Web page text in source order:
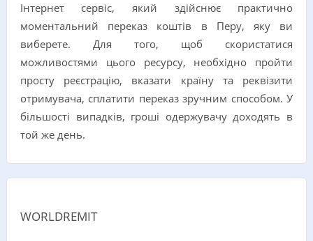
Інтернет сервіс, який здійснює практично
моментальний переказ коштів в Перу, яку ви
виберете. Для того, щоб скористатися
можливостями цього ресурсу, необхідно пройти
просту реєстрацію, вказати країну та реквізити
отримувача, сплатити переказ зручним способом. У
більшості випадків, гроші одержувачу доходять в
той же день.
WORLDREMIT